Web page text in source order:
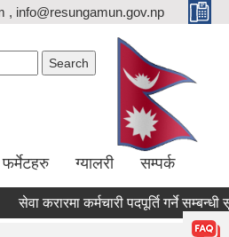
, info@resungamun.gov.np
फर्मेटहरु ग्यालरी सम्पर्क
करारमा कर्मचारी पदपूर्ति गर्ने सम्बन्धी